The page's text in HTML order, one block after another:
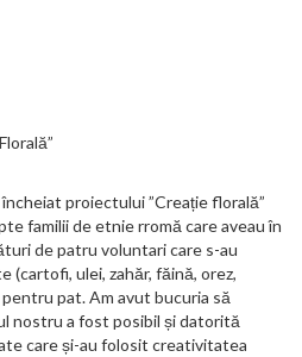
proiectului ”Creație florală”
familii de etnie rromă care aveau în
de patru voluntari care s-au
(cartofi, ulei, zahăr, făină, orez,
pat. Am avut bucuria să
nostru a fost posibil și datorită
care și-au folosit creativitatea